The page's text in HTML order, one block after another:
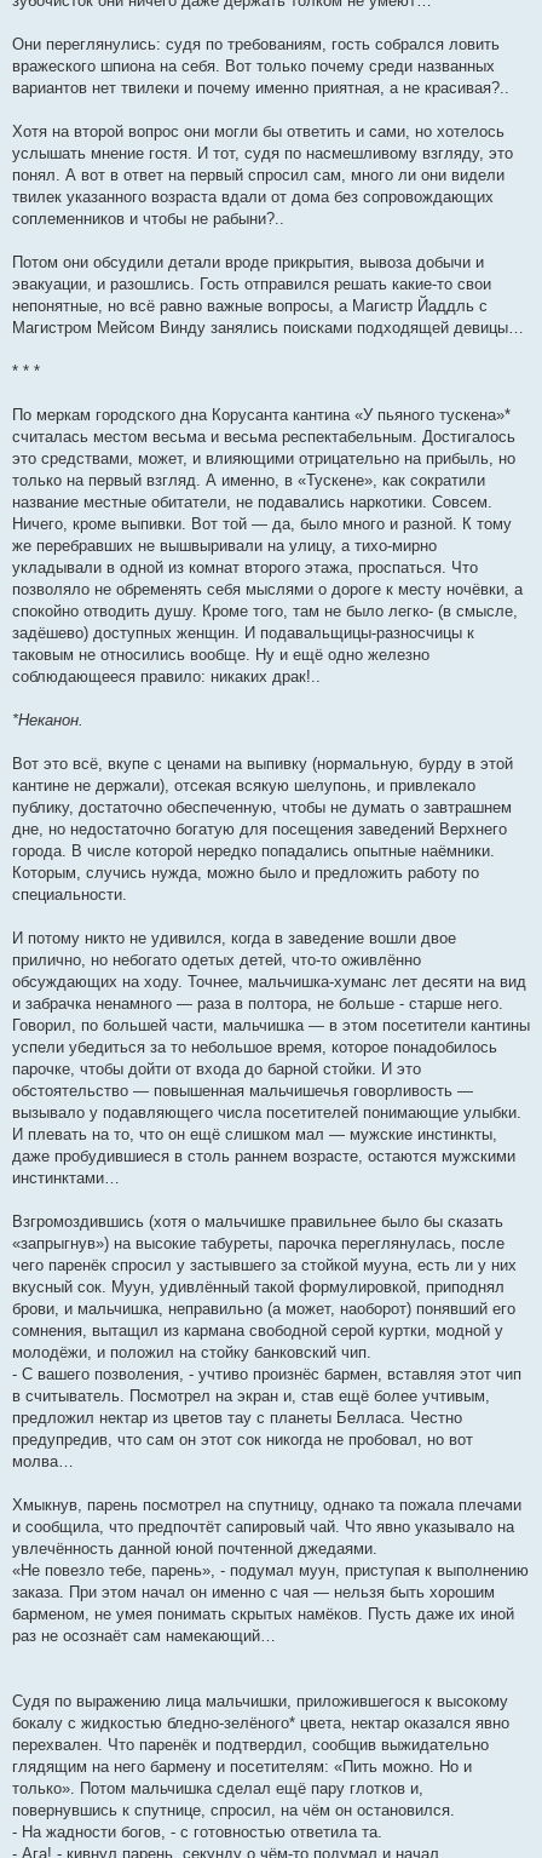
Они переглянулись: судя по требованиям, гость собрался ловить
вражеского шпиона на себя. Вот только почему среди названных
вариантов нет твилеки и почему именно приятная, а не красивая?..
Хотя на второй вопрос они могли бы ответить и сами, но хотелось
услышать мнение гостя. И тот, судя по насмешливому взгляду, это
понял. А вот в ответ на первый спросил сам, много ли они видели
твилек указанного возраста вдали от дома без сопровождающих
соплеменников и чтобы не рабыни?..
Потом они обсудили детали вроде прикрытия, вывоза добычи и
эвакуации, и разошлись. Гость отправился решать какие-то свои
непонятные, но всё равно важные вопросы, а Магистр Йаддль с
Магистром Мейсом Винду занялись поисками подходящей девицы…
* * *
По меркам городского дна Корусанта кантина «У пьяного тускена»*
считалась местом весьма и весьма респектабельным. Достигалось
это средствами, может, и влияющими отрицательно на прибыль, но
только на первый взгляд. А именно, в «Тускене», как сократили
название местные обитатели, не подавались наркотики. Совсем.
Ничего, кроме выпивки. Вот той — да, было много и разной. К тому
же перебравших не вышвыривали на улицу, а тихо-мирно
укладывали в одной из комнат второго этажа, проспаться. Что
позволяло не обременять себя мыслями о дороге к месту ночёвки, а
спокойно отводить душу. Кроме того, там не было легко- (в смысле,
задёшево) доступных женщин. И подавальщицы-разносчицы к
таковым не относились вообще. Ну и ещё одно железно
соблюдающееся правило: никаких драк!..
*Неканон.
Вот это всё, вкупе с ценами на выпивку (нормальную, бурду в этой
кантине не держали), отсекая всякую шелупонь, и привлекало
публику, достаточно обеспеченную, чтобы не думать о завтрашнем
дне, но недостаточно богатую для посещения заведений Верхнего
города. В числе которой нередко попадались опытные наёмники.
Которым, случись нужда, можно было и предложить работу по
специальности.
И потому никто не удивился, когда в заведение вошли двое
прилично, но небогато одетых детей, что-то оживлённо
обсуждающих на ходу. Точнее, мальчишка-хуманс лет десяти на вид
и забрачка ненамного — раза в полтора, не больше - старше него.
Говорил, по большей части, мальчишка — в этом посетители кантины
успели убедиться за то небольшое время, которое понадобилось
парочке, чтобы дойти от входа до барной стойки. И это
обстоятельство — повышенная мальчишечья говорливость —
вызывало у подавляющего числа посетителей понимающие улыбки.
И плевать на то, что он ещё слишком мал — мужские инстинкты,
даже пробудившиеся в столь раннем возрасте, остаются мужскими
инстинктами…
Взгромоздившись (хотя о мальчишке правильнее было бы сказать
«запрыгнув») на высокие табуреты, парочка переглянулась, после
чего паренёк спросил у застывшего за стойкой мууна, есть ли у них
вкусный сок. Муун, удивлённый такой формулировкой, приподнял
брови, и мальчишка, неправильно (а может, наоборот) понявший его
сомнения, вытащил из кармана свободной серой куртки, модной у
молодёжи, и положил на стойку банковский чип.
- С вашего позволения, - учтиво произнёс бармен, вставляя этот чип
в считыватель. Посмотрел на экран и, став ещё более учтивым,
предложил нектар из цветов тау с планеты Белласа. Честно
предупредив, что сам он этот сок никогда не пробовал, но вот
молва…
Хмыкнув, парень посмотрел на спутницу, однако та пожала плечами
и сообщила, что предпочтёт сапировый чай. Что явно указывало на
увлечённость данной юной почтенной джедаями.
«Не повезло тебе, парень», - подумал муун, приступая к выполнению
заказа. При этом начал он именно с чая — нельзя быть хорошим
барменом, не умея понимать скрытых намёков. Пусть даже их иной
раз не осознаёт сам намекающий…
Судя по выражению лица мальчишки, приложившегося к высокому
бокалу с жидкостью бледно-зелёного* цвета, нектар оказался явно
перехвален. Что паренёк и подтвердил, сообщив выжидательно
глядящим на него бармену и посетителям: «Пить можно. Но и
только». Потом мальчишка сделал ещё пару глотков и,
повернувшись к спутнице, спросил, на чём он остановился.
- На жадности богов, - с готовностью ответила та.
- Ага! - кивнул парень, секунду о чём-то подумал и начал